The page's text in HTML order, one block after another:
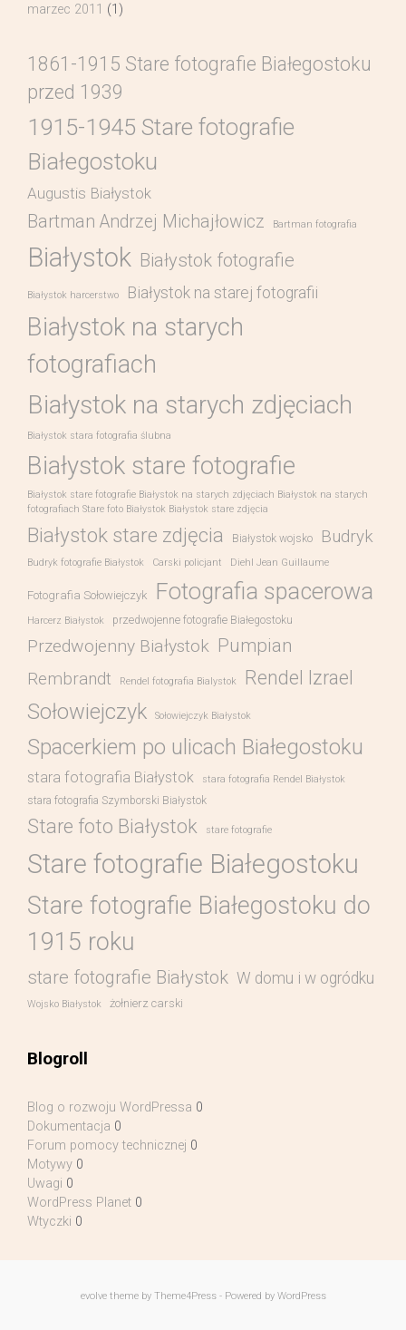
marzec 2011 (1)
1861-1915 Stare fotografie Białegostoku
przed 1939
1915-1945 Stare fotografie
Białegostoku
Augustis Białystok
Bartman Andrzej Michajłowicz Bartman fotografia
Białystok Białystok fotografie
Białystok harcerstwo Białystok na starej fotografii
Białystok na starych
fotografiach
Białystok na starych zdjęciach
Białystok stara fotografia ślubna
Białystok stare fotografie
Białystok stare fotografie Białystok na starych zdjęciach Białystok na starych
fotografiach Stare foto Białystok Białystok stare zdjęcia
Białystok stare zdjęcia Białystok wojsko Budryk
Budryk fotografie Białystok Carski policjant Diehl Jean Guillaume
Fotografia Sołowiejczyk Fotografia spacerowa
Harcerz Białystok przedwojenne fotografie Białegostoku
Przedwojenny Białystok Pumpian
Rembrandt Rendel fotografia Bialystok Rendel Izrael
Sołowiejczyk Sołowiejczyk Białystok
Spacerkiem po ulicach Białegostoku
stara fotografia Białystok stara fotografia Rendel Białystok
stara fotografia Szymborski Białystok
Stare foto Białystok stare fotografie
Stare fotografie Białegostoku
Stare fotografie Białegostoku do
1915 roku
stare fotografie Białystok W domu i w ogródku
Wojsko Białystok żołnierz carski
Blogroll
Blog o rozwoju WordPressa 0
Dokumentacja 0
Forum pomocy technicznej 0
Motywy 0
Uwagi 0
WordPress Planet 0
Wtyczki 0
evolvetheme by Theme4Press - Powered by WordPress